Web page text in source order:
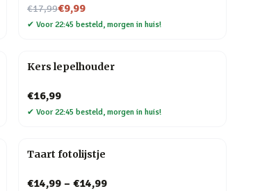
€17,99
Nu voor€9,99
✔ Voor 22:45 besteld, morgen in huis!
Kers lepelhouder
€16,99
✔ Voor 22:45 besteld, morgen in huis!
Taart fotolijstje
€14,99 – €14,99